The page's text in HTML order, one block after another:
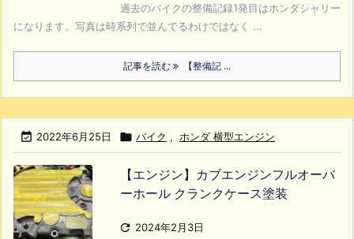
過去のバイクの整備記録1発目はホンダシャリー
になります。写真は時系列で並んでるわけではなく ...
記事を読む 【整備記 ...
 2022年6月25日  バイク , ホンダ 横型エンジン
【エンジン】カブエンジンフルオーバ
ーホール クランクケース塗装
 2024年2月3日